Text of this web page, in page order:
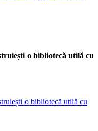
o bibliotecă utilă cu